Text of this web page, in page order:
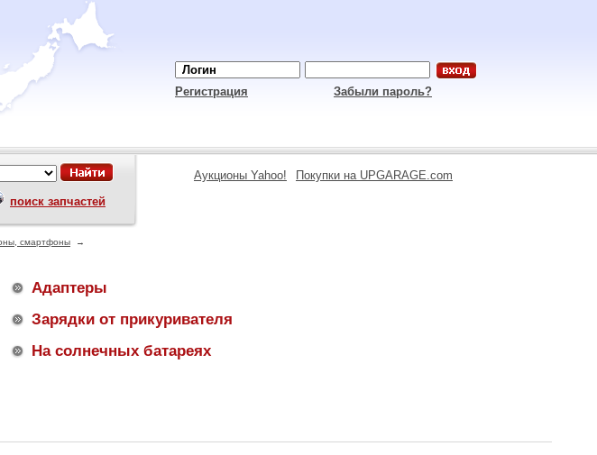
Регистрация Забыли пароль?
поиск запчастей
Аукционы Yahoo! Покупки на UPGARAGE.com
смартфоны →
Адаптеры
Зарядки от прикуривателя
На солнечных батареях